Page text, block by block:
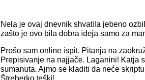
Nela je ovaj dnevnik shvatila jebeno
zašto je ovo bila dobra ideja samo za
Prošo sam online ispit. Pitanja na
Prepisivanje na najjače. Laganini! Katja
sumanuta. Ajmo se kladiti da neće
Štreberko teški!